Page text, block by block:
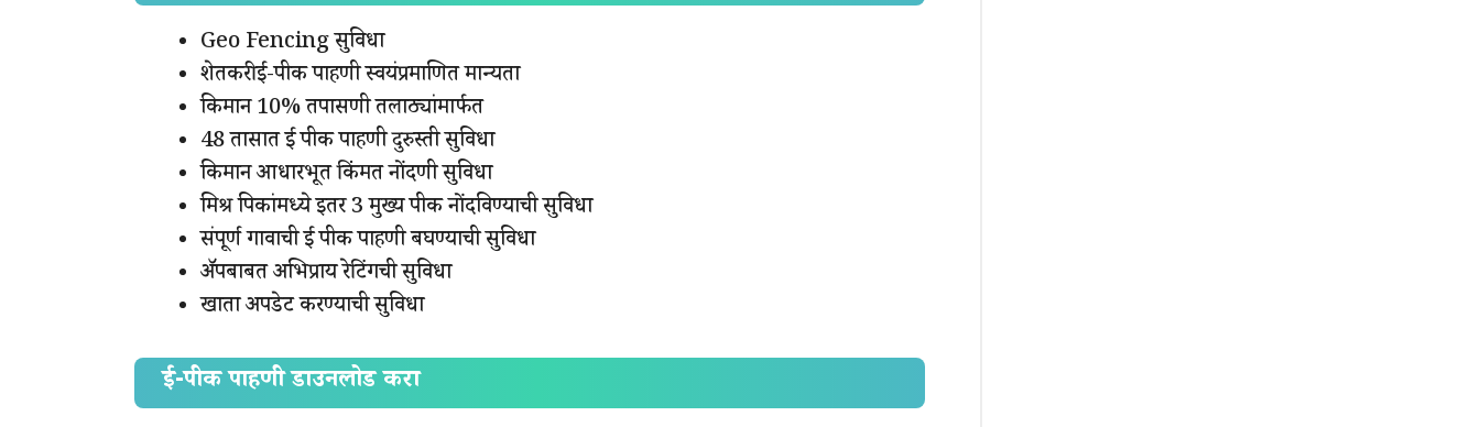
Geo Fencing सुविधा
शेतकरी ई-पीक पाहणी स्वयंप्रमाणित मान्यता
किमान 10% तपासणी तलाठ्यांमार्फत
48 तासात ई पीक पाहणी दुरुस्ती सुविधा
किमान आधारभूत किंमत नोंदणी सुविधा
मिश्र पिकांमध्ये इतर 3 मुख्य पीक नोंदविण्याची सुविधा
संपूर्ण गावाची ई पीक पाहणी बघण्याची सुविधा
ॲपबाबत अभिप्राय रेटिंगची सुविधा
खाता अपडेट करण्याची सुविधा
ई-पीक पाहणी डाउनलोड करा